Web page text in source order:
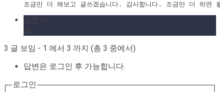
조금만 더 해보고 글쓰겠습니다. 감사합니다. 조금만 더 하면
3 글 보임 - 1 에서 3 까지 (총 3 중에서)
답변은 로그인 후 가능합니다.
로그인